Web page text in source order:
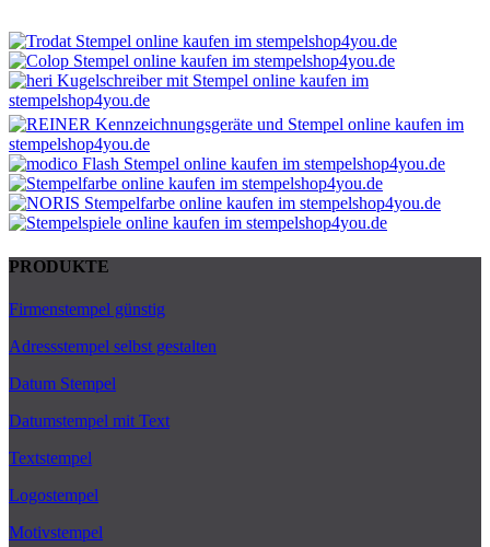
PRODUKTE
Firmenstempel günstig
Adressstempel selbst gestalten
Datum Stempel
Datumstempel mit Text
Textstempel
Logostempel
Motivstempel